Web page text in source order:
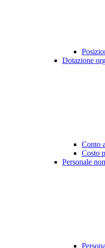
Dotazione
Conto
Costo
Personale